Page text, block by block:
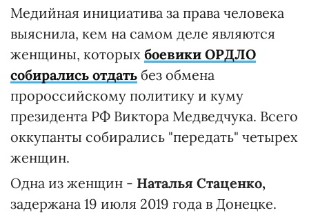
Медийная инициатива за права человека
выяснила, кем на самом деле являются
женщины, которых боевики ОРДЛО
собирались отдать без обмена
пророссийскому политику и куму
президента РФ Виктора Медведчука. Всего
оккупанты собирались "передать" четырех
женщин.
Одна из женщин - Наталья Стаценко,
задержана 19 июля 2019 года в Донецке.